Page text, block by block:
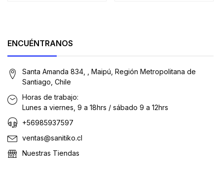
ENCUÉNTRANOS
Santa Amanda 834, , Maipú, Región Metropolitana de
Santiago, Chile
Horas de trabajo:
Lunes a viernes, 9 a 18hrs / sábado 9 a 12hrs
+56985937597
ventas@sanitiko.cl
Nuestras Tiendas